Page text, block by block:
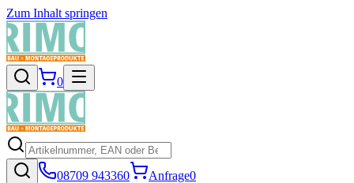
Zum Inhalt springen
0
08709 943360 Anfrage0